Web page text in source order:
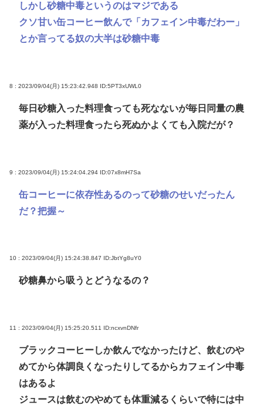
しかし砂糖中毒というのはマジである
クソ甘い缶コーヒー飲んで「カフェイン中毒だわー」
とか言ってる奴の大半は砂糖中毒
8 : 2023/09/04(月) 15:23:42.948 ID:5PT3xUWL0
毎日砂糖入った料理食っても死なないが毎日同量の農
薬が入った料理食ったら死ぬかよくても入院だが？
9 : 2023/09/04(月) 15:24:04.294 ID:07x8mH7Sa
缶コーヒーに依存性あるのって砂糖のせいだったん
だ？把握～
10 : 2023/09/04(月) 15:24:38.847 ID:JbtYg8uY0
砂糖鼻から吸うとどうなるの？
11 : 2023/09/04(月) 15:25:20.511 ID:ncxvnDNfr
ブラックコーヒーしか飲んでなかったけど、飲むのや
めてから体調良くなったりしてるからカフェイン中毒
はあるよ
ジュースは飲むのやめても体重減るくらいで特には中